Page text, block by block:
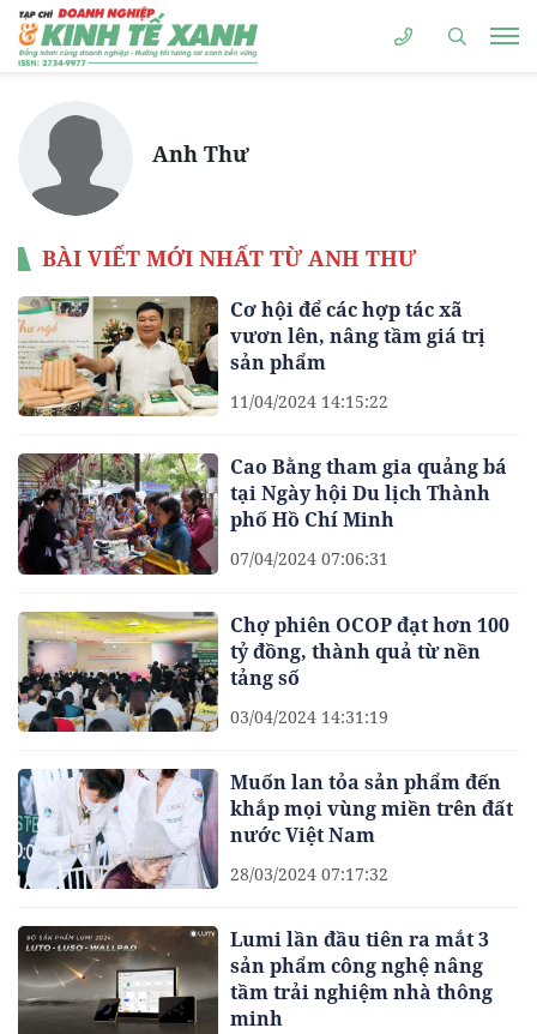
Anh Thư
BÀI VIẾT MỚI NHẤT TỪ ANH THƯ
Cơ hội để các hợp tác xã
vươn lên, nâng tầm giá trị
sản phẩm
11/04/2024 14:15:22
Cao Bằng tham gia quảng bá
tại Ngày hội Du lịch Thành
phố Hồ Chí Minh
07/04/2024 07:06:31
Chợ phiên OCOP đạt hơn 100
tỷ đồng, thành quả từ nền
tảng số
03/04/2024 14:31:19
Muốn lan tỏa sản phẩm đến
khắp mọi vùng miền trên đất
nước Việt Nam
28/03/2024 07:17:32
Lumi lần đầu tiên ra mắt 3
sản phẩm công nghệ nâng
tầm trải nghiệm nhà thông
minh